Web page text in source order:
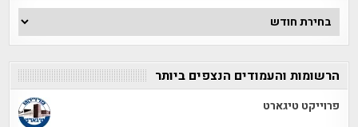
ארכיון
הכתבות
הרשומות והעמודים הנצפים ביותר
פרוייקט טיגארט